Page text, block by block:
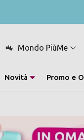
Mondo PiùMe
Novità Promo e